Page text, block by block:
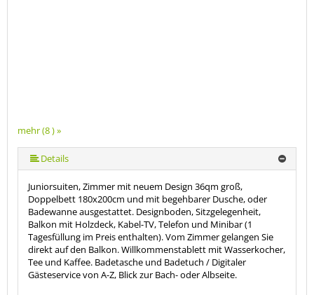
mehr (8 ) »
mehr (8 ) »
mehr (8 ) »
mehr (8 ) »
mehr (8 ) »
Details
Juniorsuiten, Zimmer mit neuem Design 36qm groß,
Doppelbett 180x200cm und mit begehbarer Dusche, oder
Badewanne ausgestattet. Designboden, Sitzgelegenheit,
Balkon mit Holzdeck, Kabel-TV, Telefon und Minibar (1
Tagesfüllung im Preis enthalten). Vom Zimmer gelangen Sie
direkt auf den Balkon. Willkommenstablett mit Wasserkocher,
Tee und Kaffee. Badetasche und Badetuch / Digitaler
Gästeservice von A-Z, Blick zur Bach- oder Albseite.